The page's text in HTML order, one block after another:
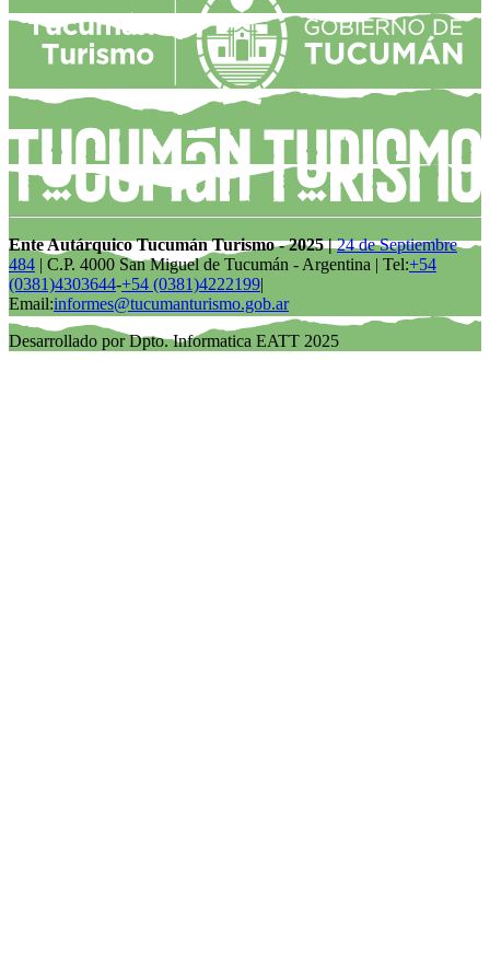
Ente Autárquico Tucumán Turismo - 2025 |24 de Septiembre
484 | C.P. 4000 San Miguel de Tucumán - Argentina | Tel:+54
(0381)4303644-+54 (0381)4222199|
Email:informes@tucumanturismo.gob.ar
Desarrollado por Dpto. Informatica EATT 2025